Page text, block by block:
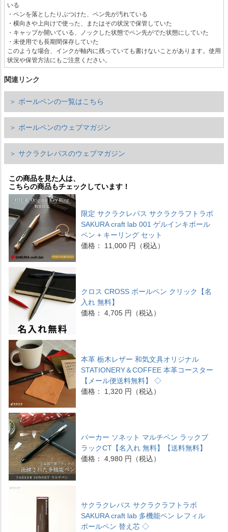
いる
・ペンを落としたりぶつけた、ペン先が汚れている
・横向きや上向けで使った、またはその状況で保管していた
・キャップか開いている、ノックした状態でペン先がでた状態にしていた
・未使用でも長期間保存していた
このような場合、インクが軸内に残っていても書けないことがあります。使用
状況や保管方法にもご注意ください。
関連リンク
＞ ボールペンの一覧はこちら
＞ ボールペンのウェブマガジン
＞ サクラクレパスのウェブマガジン
この商品を見た人は、
こちらの商品もチェックしています！
限定 サクラクレパス サクラクラフトラボ
SAKURA craft lab 001 ゲルインキボール
ペン + キーリング セット
価格： 11,000 円（税込）
クロス CROSS ボールペン クリック【名
入れ 無料】
価格： 4,705 円（税込）
本革 栃木レザー 和気文具オリジナル
STATIONERY＆COFFEE 本革コースター
【メール便送料無料】 ◇
価格： 1,320 円（税込）
パーカー ソネット マルチペン ラックブ
ラックCT【名入れ 無料】【送料無料】
価格： 4,980 円（税込）
サクラクレパス サクラクラフトラボ
SAKURA craft lab 多機能ペン レフィル
ボールペン 替え芯 ◇